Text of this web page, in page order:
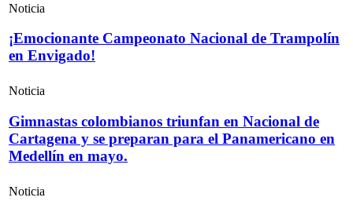
Noticia
¡Emocionante Campeonato Nacional de Trampolín
en Envigado!
Noticia
Gimnastas colombianos triunfan en Nacional de
Cartagena y se preparan para el Panamericano en
Medellín en mayo.
Noticia